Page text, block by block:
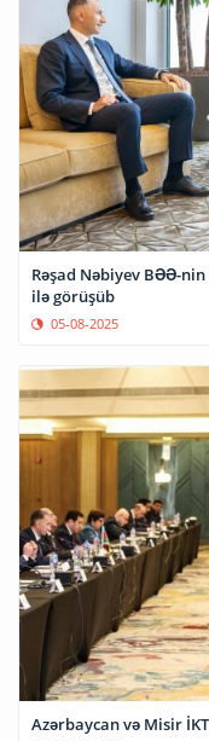
Rəşad Nəbiyev BƏƏ-
ilə görüşüb
05-08-2025
Azərbaycan və Misir